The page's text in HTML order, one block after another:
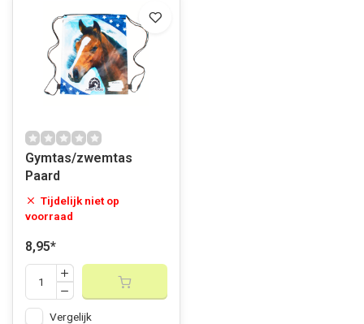
Gymtas/zwemtas
Paard
Tijdelijk niet op
voorraad
8,95*
Vergelijk